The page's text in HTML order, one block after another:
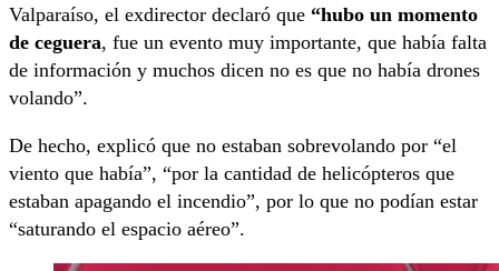
Valparaíso, el exdirector declaró que “hubo un momento
de ceguera, fue un evento muy importante, que había falta
de información y muchos dicen no es que no había drones
volando”.
De hecho, explicó que no estaban sobrevolando por “el
viento que había”, “por la cantidad de helicópteros que
estaban apagando el incendio”, por lo que no podían estar
“saturando el espacio aéreo”.